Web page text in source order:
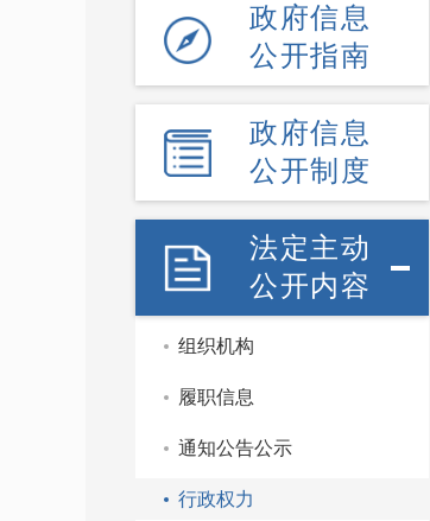
政府信息
公开指南
政府信息
公开制度
法定主动
公开内容
组织机构
履职信息
通知公告公示
行政权力